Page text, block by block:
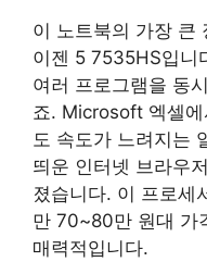
이 노트북의 가장 큰
이젠 5 7535HS입니
여러 프로그램을 동
죠. Microsoft 엑셀에
도 속도가 느려지는
띄운 인터넷 브라우
졌습니다. 이 프로세
만 70~80만 원대 가
매력적입니다.